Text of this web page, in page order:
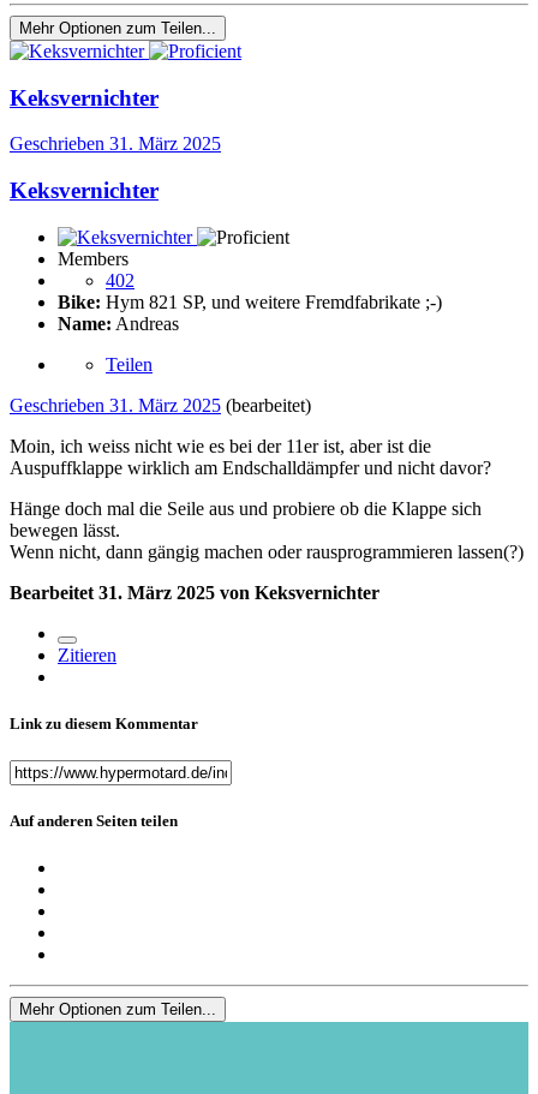
Mehr Optionen zum Teilen...
Keksvernichter
Geschrieben 31. März 2025
Keksvernichter
Members
402
Bike: Hym 821 SP, und weitere Fremdfabrikate ;-)
Name: Andreas
Teilen
Geschrieben 31. März 2025 (bearbeitet)
Moin, ich weiss nicht wie es bei der 11er ist, aber ist die
Auspuffklappe wirklich am Endschalldämpfer und nicht davor?
Hänge doch mal die Seile aus und probiere ob die Klappe sich
bewegen lässt.
Wenn nicht, dann gängig machen oder rausprogrammieren lassen(?)
Bearbeitet 31. März 2025 von Keksvernichter
Zitieren
Link zu diesem Kommentar
Auf anderen Seiten teilen
Mehr Optionen zum Teilen...